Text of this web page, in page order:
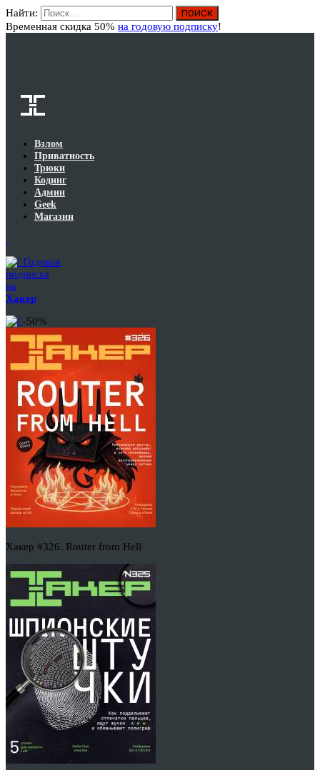
Найти:
Временная скидка 50% на годовую подписку!
Взлом
Приватность
Трюки
Кодинг
Админ
Geek
Магазин
Годовая
подписка
на
Хакер
-50%
Хакер #326. Router from Hell